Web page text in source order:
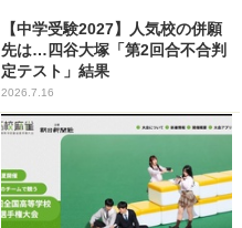
【中学受験2027】人気校の併願
先は…四谷大塚「第2回合不合判
定テスト」結果
2026.7.16